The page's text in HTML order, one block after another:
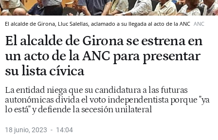
El alcalde de Girona, Lluc Salellas, aclamado a su llegada al acto de la ANC ANC
El alcalde de Girona se estrena en
un acto de la ANC para presentar
su lista cívica
La entidad niega que su candidatura a las futuras
autonómicas divida el voto independentista porque "ya
lo está" y defiende la secesión unilateral
18 junio, 2023 14:04